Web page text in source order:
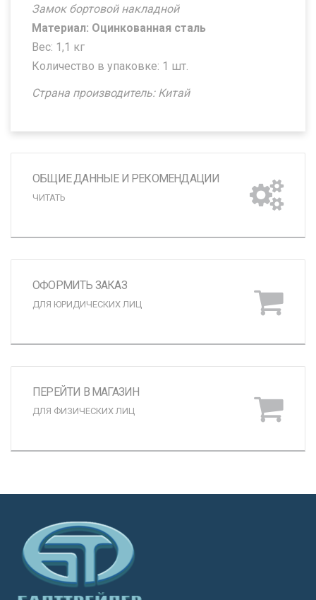
Замок бортовой накладной
Материал: Оцинкованная сталь
Вес: 1,1 кг
Количество в упаковке: 1 шт.
Страна производитель: Китай
ОБЩИЕ ДАННЫЕ И РЕКОМЕНДАЦИИ
ЧИТАТЬ
ОФОРМИТЬ ЗАКАЗ
ДЛЯ ЮРИДИЧЕСКИХ ЛИЦ
ПЕРЕЙТИ В МАГАЗИН
ДЛЯ ФИЗИЧЕСКИХ ЛИЦ